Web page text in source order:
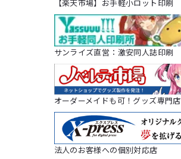
【楽天市場】お手軽小ロット印刷
サンライズ直営：激安同人誌印刷
オーダーメイドも可！グッズ専門店
法人のお客様への個別対応店